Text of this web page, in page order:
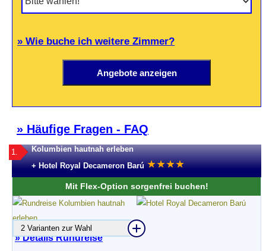
» Wie buche ich weitere Zimmer?
» Häufige Fragen - FAQ
1.
Kolumbien hautnah erleben
+ Hotel Royal Decameron Barú ★★★★
Mit Flex-Option sorgenfrei buchen!
» Details Rundreise
2 Varianten zur Wahl